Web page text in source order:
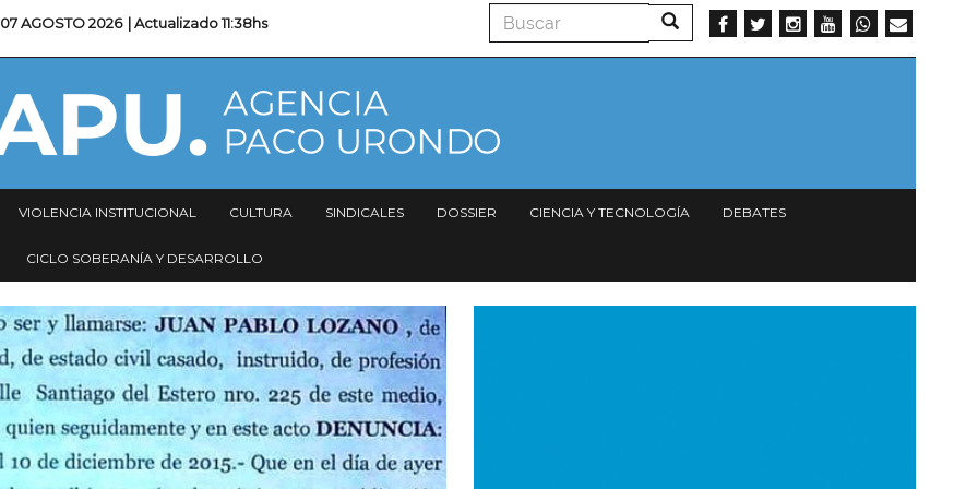
07 AGOSTO 2026 | Actualizado11:38hs Buscar Buscar
VIOLENCIA INSTITUCIONAL CULTURA SINDICALES DOSSIER CIENCIA Y TECNOLOGÍA DEBATES
CICLO SOBERANÍA Y DESARROLLO